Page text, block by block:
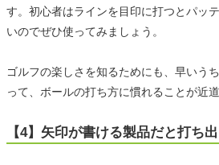
す。初心者はラインを目印に打つとパッ
いのでぜひ使ってみましょう。
ゴルフの楽しさを知るためにも、早いう
って、ボールの打ち方に慣れることが近道
【4】矢印が書ける製品だと打ち